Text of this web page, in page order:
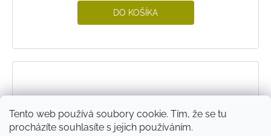
Tento web používá soubory cookie. Tím, že se tu
procházíte souhlasíte s jejich používáním.
DO KOŠÍKA